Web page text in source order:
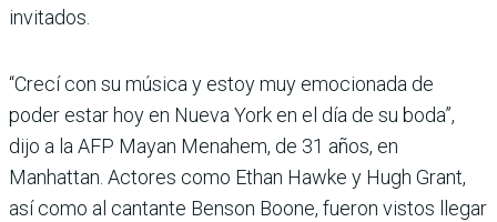
invitados.
“Crecí con su música y estoy muy emocionada de
poder estar hoy en Nueva York en el día de su boda”,
dijo a la AFP Mayan Menahem, de 31 años, en
Manhattan. Actores como Ethan Hawke y Hugh Grant,
así como al cantante Benson Boone, fueron vistos llegar